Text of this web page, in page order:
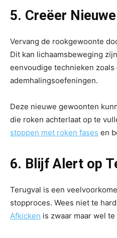
5. Creëer
Vervang de rookgewoonte
Dit kan lichaamsbeweging
eenvoudige technieken zoals
ademhalingsoefeningen.
Deze nieuwe gewoonten
die roken achterlaat op te
stoppen met roken fases en
6. Blijf Alert op
Terugval is een
stopproces. Wees niet te
Afkicken is zwaar maar wel te